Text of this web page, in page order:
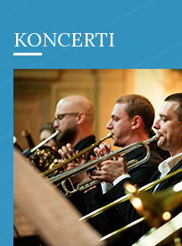
KONCERTI